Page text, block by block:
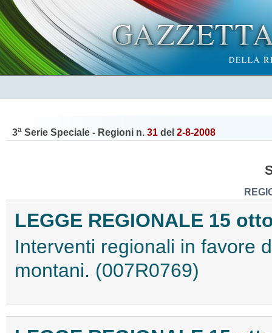
3a Serie Speciale - Regioni n. 31 del 2-8-2008
LEGGE REGIONALE 15
Interventi regionali in favore
montani. (007R0769)